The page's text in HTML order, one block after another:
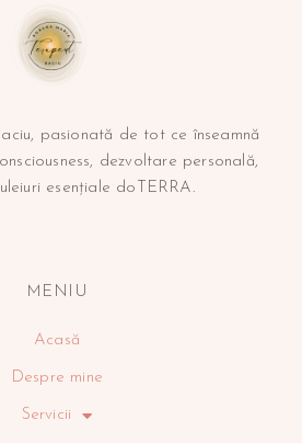
pasionată de tot ce înseamnă
dezvoltare personală,
esențiale doTERRA.
MENIU
Acasă
Despre mine
Servicii